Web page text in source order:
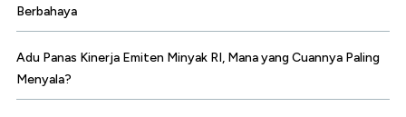
Berbahaya
Adu Panas Kinerja Emiten Minyak RI, Mana yang Cuannya Paling
Menyala?